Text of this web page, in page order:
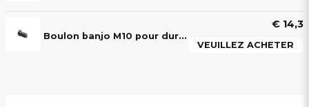
Boulon banjo M10 pour durite de frein – Aixam, Ligier, Microcar, Chatenet, JDM, Casalini, Bellier
€ 14,3
VEUILLEZ ACHETER